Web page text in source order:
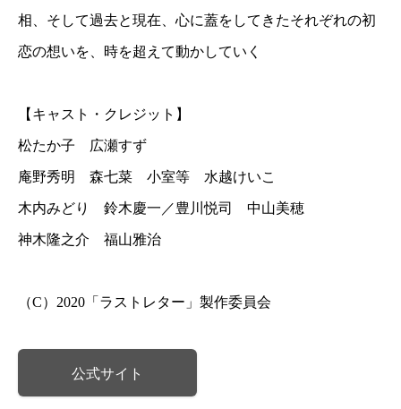
相、そして過去と現在、心に蓋をしてきたそれぞれの初
恋の想いを、時を超えて動かしていく
【キャスト・クレジット】
松たか子 広瀬すず
庵野秀明 森七菜 小室等 水越けいこ
木内みどり 鈴木慶一／豊川悦司 中山美穂
神木隆之介 福山雅治
（C）2020「ラストレター」製作委員会
公式サイト